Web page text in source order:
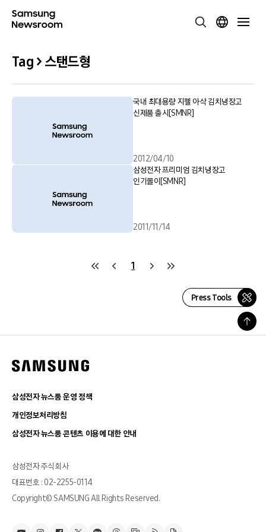
Tag > 스탠드형
국내 최대용량 지펠 아삭 김치냉장고
신제품 출시[SMNR]
2012/04/10
삼성전자 프리미엄 김치냉장고
인기몰이[SMNR]
2011/11/14
1
Press Tools
삼성전자 뉴스룸 운영 정책
개인정보처리방침
삼성전자 뉴스룸 콘텐츠 이용에 대한 안내
삼성전자 주식회사
대표번호 : 02-2255-0114
Copyright© SAMSUNG All Rights Reserved.